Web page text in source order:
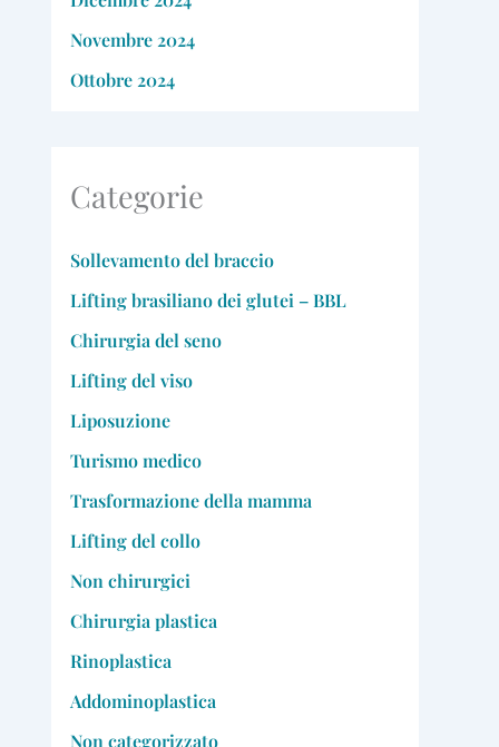
Novembre 2024
Ottobre 2024
Categorie
Sollevamento del braccio
Lifting brasiliano dei glutei – BBL
Chirurgia del seno
Lifting del viso
Liposuzione
Turismo medico
Trasformazione della mamma
Lifting del collo
Non chirurgici
Chirurgia plastica
Rinoplastica
Addominoplastica
Non categorizzato